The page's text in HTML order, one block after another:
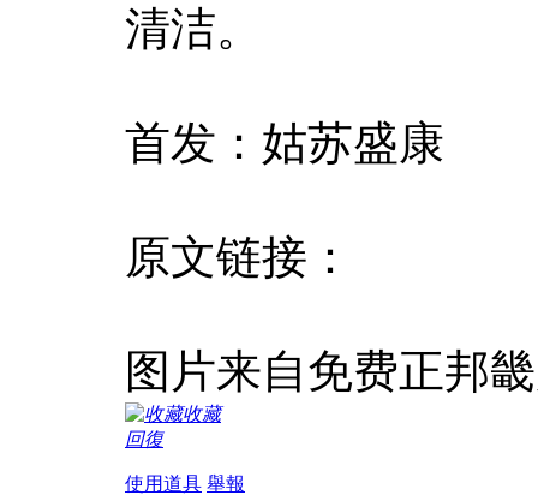
清洁。
首发：姑苏盛康
原文链接：
图片来自免费正邦
收藏
回復
使用道具 舉報